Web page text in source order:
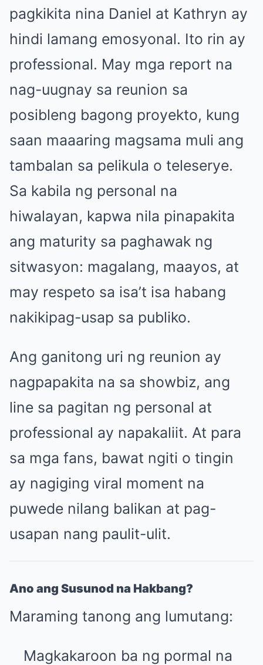
pagkikita nina Daniel at Kathryn ay
hindi lamang emosyonal. Ito rin ay
professional. May mga report na
nag-uugnay sa reunion sa
posibleng bagong proyekto, kung
saan maaaring magsama muli ang
tambalan sa pelikula o teleserye.
Sa kabila ng personal na
hiwalayan, kapwa nila pinapakita
ang maturity sa paghawak ng
sitwasyon: magalang, maayos, at
may respeto sa isa’t isa habang
nakikipag-usap sa publiko.
Ang ganitong uri ng reunion ay
nagpapakita na sa showbiz, ang
line sa pagitan ng personal at
professional ay napakaliit. At para
sa mga fans, bawat ngiti o tingin
ay nagiging viral moment na
puwede nilang balikan at pag-
usapan nang paulit-ulit.
Ano ang Susunod na Hakbang?
Maraming tanong ang lumutang:
Magkakaroon ba ng pormal na